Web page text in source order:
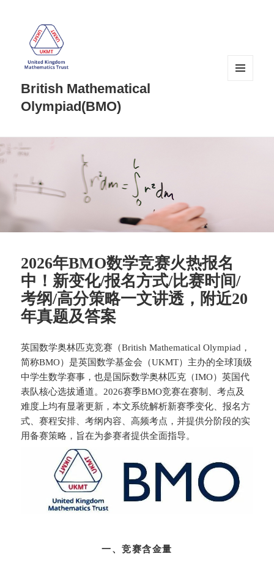
British Mathematical
Olympiad(BMO)
2026年BMO数学竞赛火热报名
中！新变化/报名方式/比赛时间/
考纲/高分策略一文讲透，附近20
年真题及答案
英国数学奥林匹克竞赛（British Mathematical Olympiad，
简称BMO）是英国数学基金会（UKMT）主办的全球顶级
中学生数学赛事，也是国际数学奥林匹克（IMO）英国代
表队核心选拔通道。2026赛季BMO竞赛在赛制、考点及
难度上均有显著更新，本文系统解析新赛季变化、报名方
式、赛程安排、考纲内容、高频考点，并提供分阶段的实
用备赛策略，旨在为参赛者提供全面指导。
一、竞赛含金量